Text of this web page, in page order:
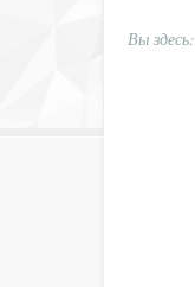
Вы здесь: